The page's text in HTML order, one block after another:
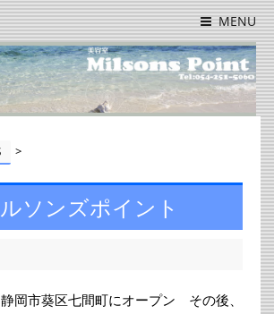
MENU
>
ソンズポイント
岡市葵区七間町にオープン その後、